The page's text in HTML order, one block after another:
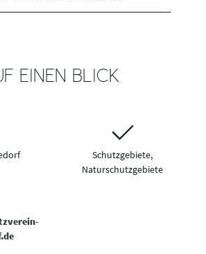
EINEN BLICK
Schutzgebiete,
Naturschutzgebiete